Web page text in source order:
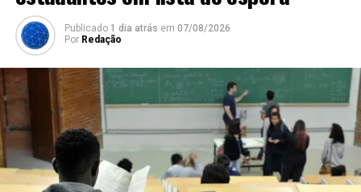
Publicado 1 dia atrás em 07/08/2026
Por Redação